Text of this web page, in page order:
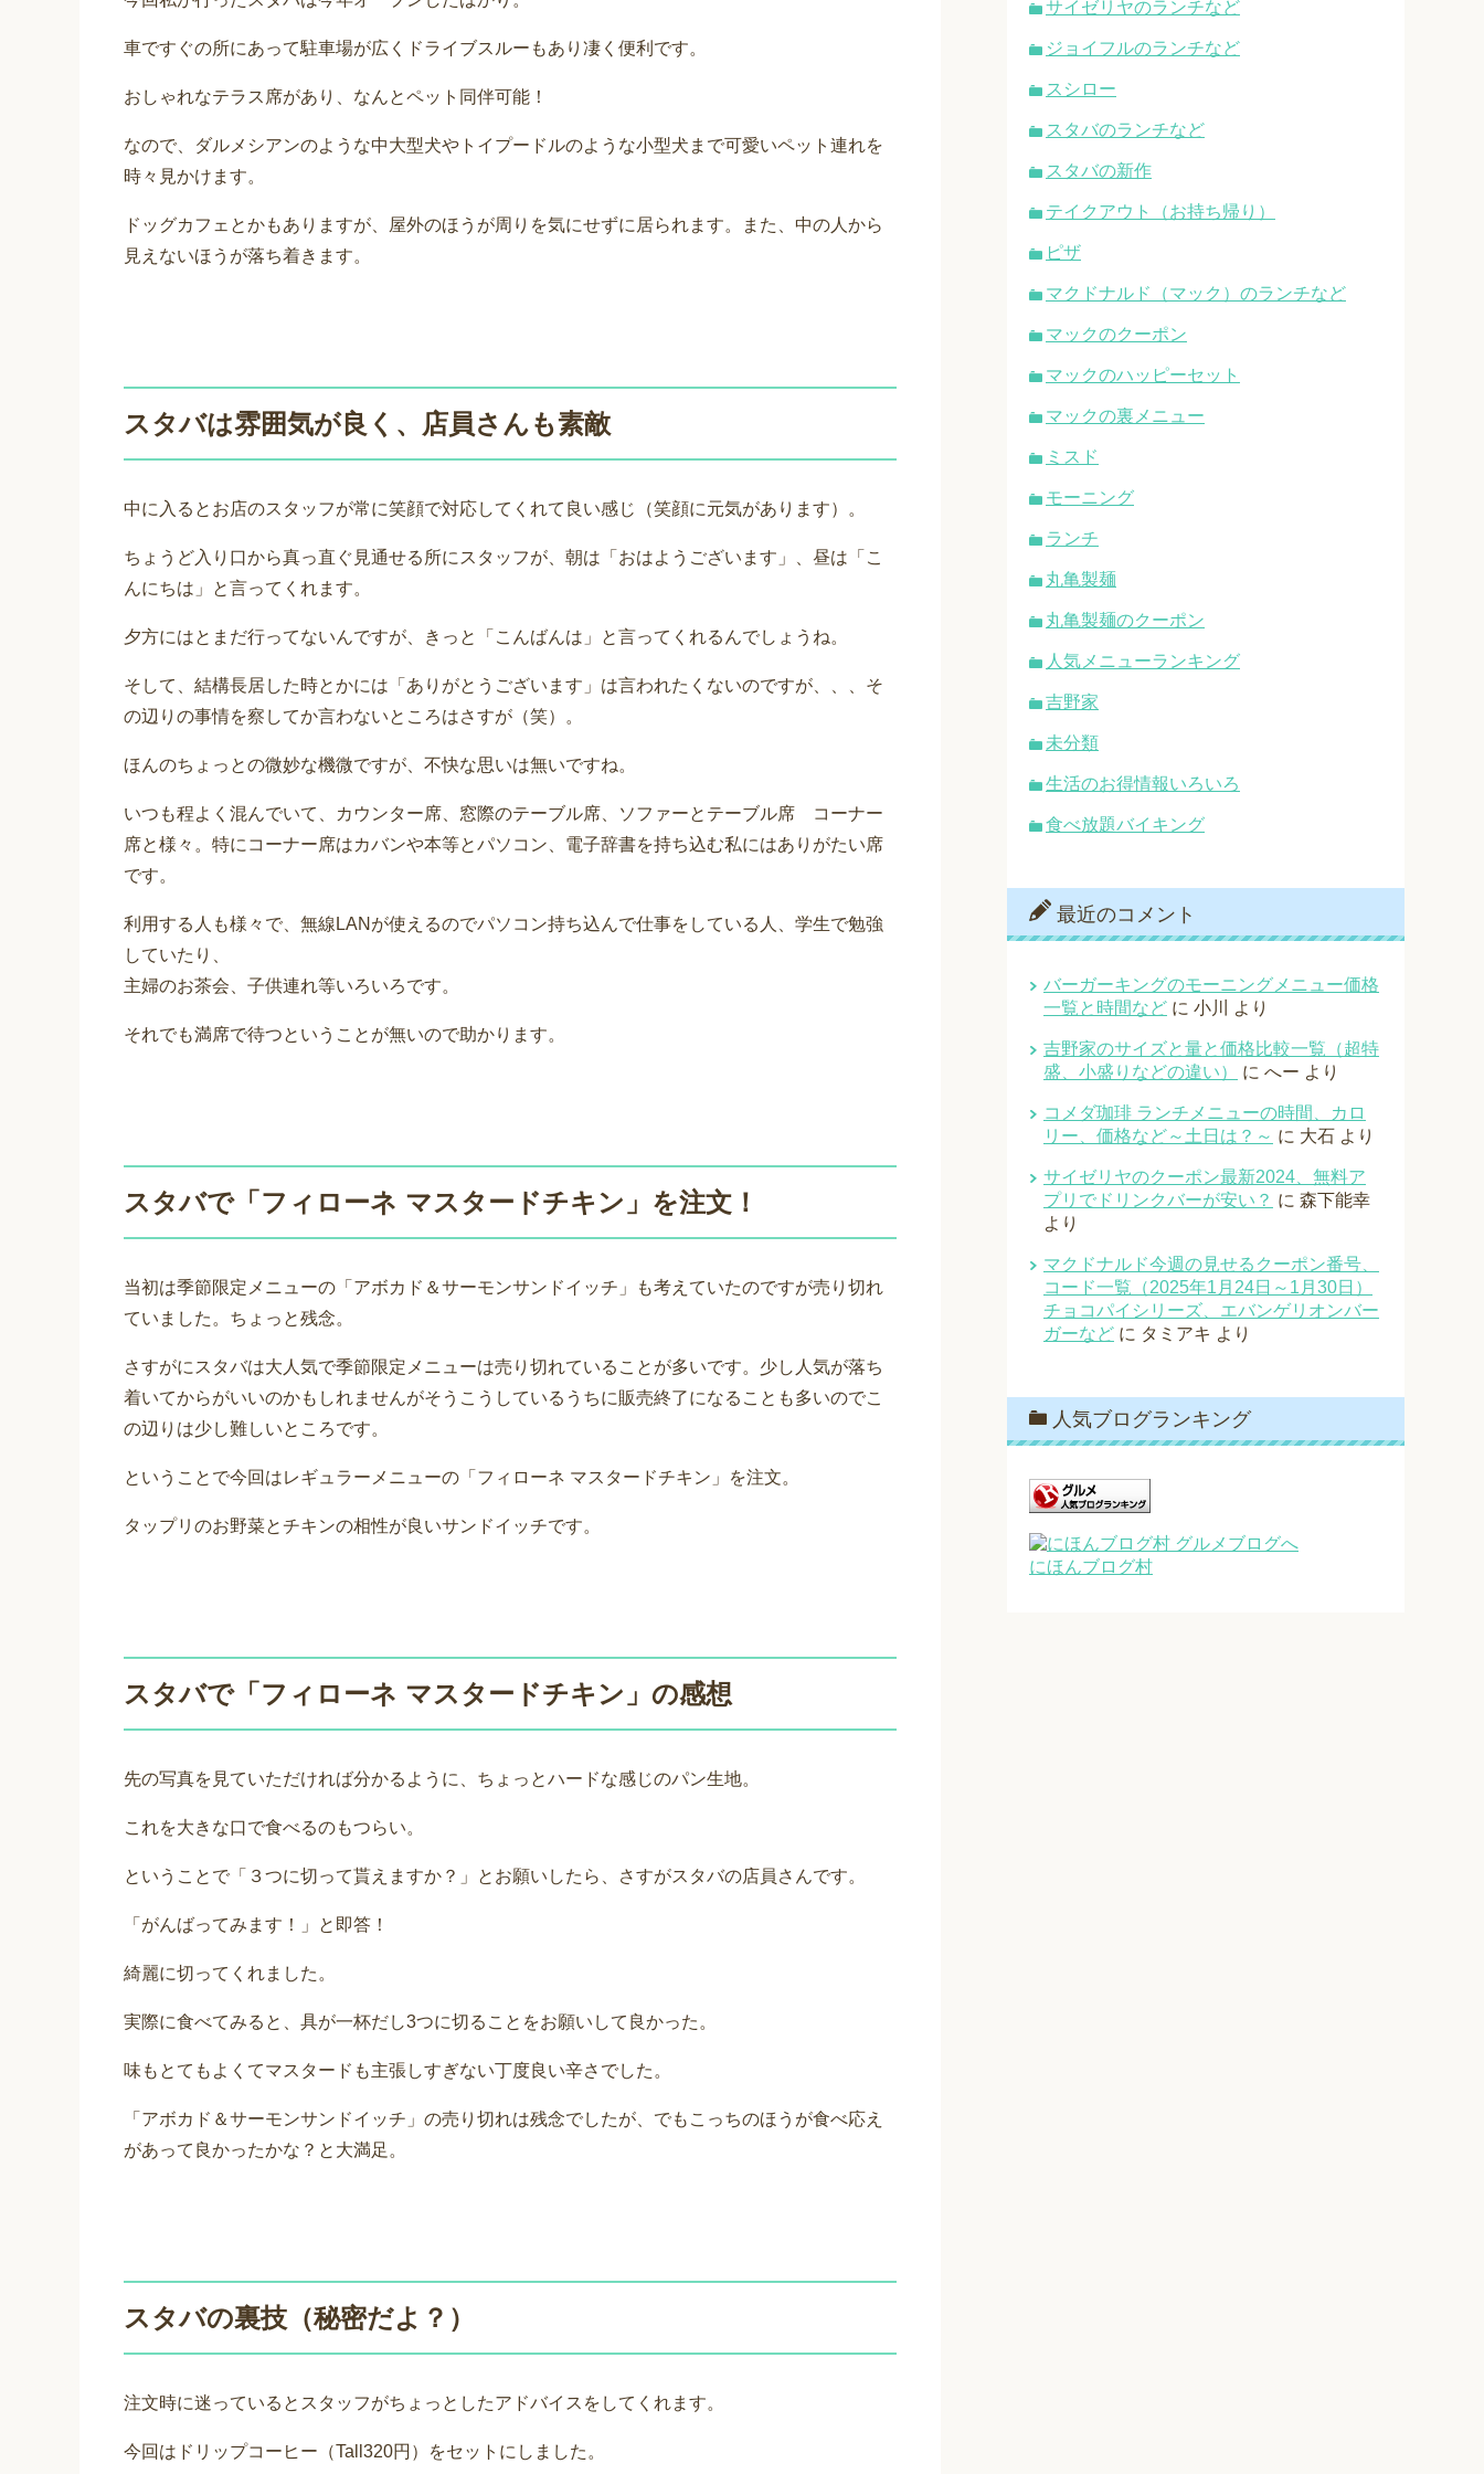
車ですぐの所にあって駐車場が広くドライブスルーもあり凄く便利です。
おしゃれなテラス席があり、なんとペット同伴可能！
なので、ダルメシアンのような中大型犬やトイプードルのような小型犬まで可愛いペット連れを
時々見かけます。
ドッグカフェとかもありますが、屋外のほうが周りを気にせずに居られます。また、中の人から
見えないほうが落ち着きます。
スタバは雰囲気が良く、店員さんも素敵
中に入るとお店のスタッフが常に笑顔で対応してくれて良い感じ（笑顔に元気があります）。
ちょうど入り口から真っ直ぐ見通せる所にスタッフが、朝は「おはようございます」、昼は「こ
んにちは」と言ってくれます。
夕方にはとまだ行ってないんですが、きっと「こんばんは」と言ってくれるんでしょうね。
そして、結構長居した時とかには「ありがとうございます」は言われたくないのですが、、、そ
の辺りの事情を察してか言わないところはさすが（笑）。
ほんのちょっとの微妙な機微ですが、不快な思いは無いですね。
いつも程よく混んでいて、カウンター席、窓際のテーブル席、ソファーとテーブル席 コーナー
席と様々。特にコーナー席はカバンや本等とパソコン、電子辞書を持ち込む私にはありがたい席
です。
利用する人も様々で、無線LANが使えるのでパソコン持ち込んで仕事をしている人、学生で勉強
していたり、
主婦のお茶会、子供連れ等いろいろです。
それでも満席で待つということが無いので助かります。
スタバで「フィローネ マスタードチキン」を注文！
当初は季節限定メニューの「アボカド＆サーモンサンドイッチ」も考えていたのですが売り切れ
ていました。ちょっと残念。
さすがにスタバは大人気で季節限定メニューは売り切れていることが多いです。少し人気が落ち
着いてからがいいのかもしれませんがそうこうしているうちに販売終了になることも多いのでこ
の辺りは少し難しいところです。
ということで今回はレギュラーメニューの「フィローネ マスタードチキン」を注文。
タップリのお野菜とチキンの相性が良いサンドイッチです。
スタバで「フィローネ マスタードチキン」の感想
先の写真を見ていただければ分かるように、ちょっとハードな感じのパン生地。
これを大きな口で食べるのもつらい。
ということで「３つに切って貰えますか？」とお願いしたら、さすがスタバの店員さんです。
「がんばってみます！」と即答！
綺麗に切ってくれました。
実際に食べてみると、具が一杯だし3つに切ることをお願いして良かった。
味もとてもよくてマスタードも主張しすぎない丁度良い辛さでした。
「アボカド＆サーモンサンドイッチ」の売り切れは残念でしたが、でもこっちのほうが食べ応え
があって良かったかな？と大満足。
スタバの裏技（秘密だよ？）
注文時に迷っているとスタッフがちょっとしたアドバイスをしてくれます。
今回はドリップコーヒー（Tall320円）をセットにしました。
サイゼリヤのランチなど
ジョイフルのランチなど
スシロー
スタバのランチなど
スタバの新作
テイクアウト（お持ち帰り）
ピザ
マクドナルド（マック）のランチなど
マックのクーポン
マックのハッピーセット
マックの裏メニュー
ミスド
モーニング
ランチ
丸亀製麺
丸亀製麺のクーポン
人気メニューランキング
吉野家
未分類
生活のお得情報いろいろ
食べ放題バイキング
最近のコメント
バーガーキングのモーニングメニュー価格
一覧と時間など に 小川 より
吉野家のサイズと量と価格比較一覧（超特
盛、小盛りなどの違い）
に へー より
コメダ珈琲 ランチメニューの時間、カロ
リー、価格など～土日は？～ に 大石 より
サイゼリヤのクーポン最新2024、無料ア
プリでドリンクバーが安い？ に 森下能幸
より
マクドナルド今週の見せるクーポン番号、
コード一覧（2025年1月24日～1月30日）
チョコパイシリーズ、エバンゲリオンバー
ガーなど に タミアキ より
人気ブログランキング
にほんブログ村